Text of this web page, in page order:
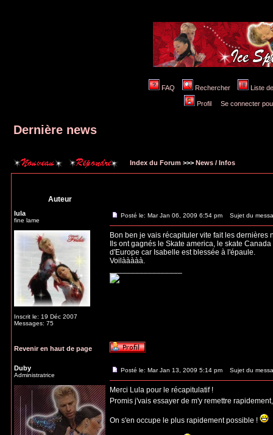
FAQ Rechercher Liste
Profil Se connecter
Dernière news
Index du Forum >>> News / Infos
Auteur
lula
fine lame
Inscrit le: 19 Déc 2007
Messages: 75
Posté le: Mar Jan 06, 2009 6:54 pm Sujet du
Bon ben je vais récapituler vite fait les dernières
Ils ont gagnés le Skate america, le skate
d'Europe car Isabelle est blessée à l'épaule.
Voilààààà.
Revenir en haut de page
Duby
Administratrice
Posté le: Mar Jan 13, 2009 5:14 pm Sujet du
Merci Lula pour le récapitulatif !
Promis j'vais essayer de m'y remettre
On s'en occupe le plus rapidement possible !